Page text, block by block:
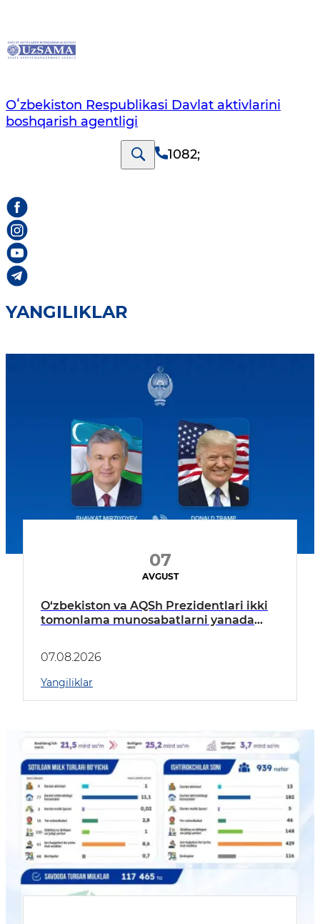
Oʻzbekiston Respublikasi Davlat aktivlarini
boshqarish agentligi
1082;
YANGILIKLAR
07
AVGUST
O‘zbekiston va AQSh Prezidentlari ikki
tomonlama munosabatlarni yanada
07.08.2026
Yangiliklar